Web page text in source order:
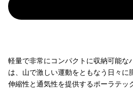
軽量で非常にコンパクトに収納可能な
は、山で激しい運動をともなう日々に
伸縮性と通気性を提供するポーラテッ